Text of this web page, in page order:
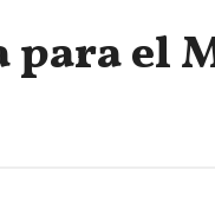
para el